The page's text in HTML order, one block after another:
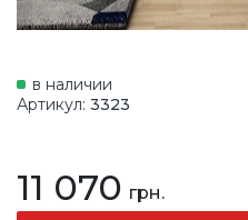
в наличии
Артикул: 3323
11 070 грн.